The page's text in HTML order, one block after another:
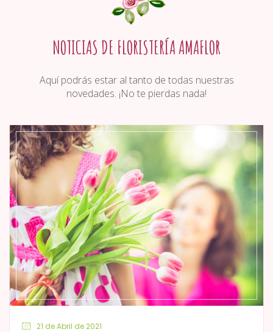
NOTICIAS DE FLORISTERÍA AMAFLOR
Aquí podrás estar al tanto de todas nuestras
novedades. ¡No te pierdas nada!
21 de Abril de 2021